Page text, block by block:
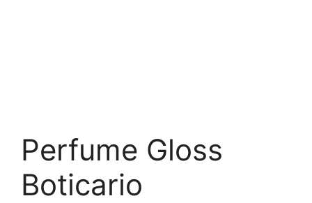
Perfume Gloss
Boticario